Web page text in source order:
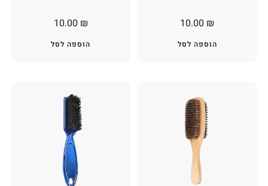
10.00 ₪
הוספה לסל
10.00 ₪
הוספה לסל